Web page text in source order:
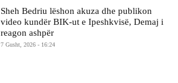
Sheh Bedriu lëshon akuza dhe publikon
video kundër BIK-ut e Ipeshkvisë, Demaj i
reagon ashpër
7 Gusht, 2026 - 16:24